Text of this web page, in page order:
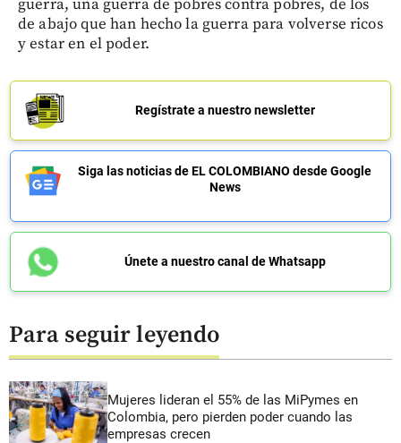
guerra, una guerra de pobres contra pobres, de los
de abajo que han hecho la guerra para volverse ricos
y estar en el poder.
Regístrate a nuestro newsletter
Siga las noticias de EL COLOMBIANO desde Google
News
Únete a nuestro canal de Whatsapp
Para seguir leyendo
Mujeres lideran el 55% de las MiPymes en
Colombia, pero pierden poder cuando las
empresas crecen